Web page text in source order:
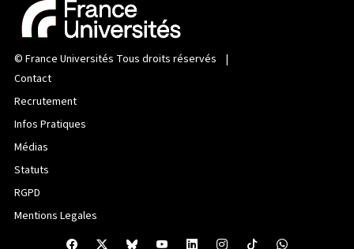
© France Universités Tous droits réservés |
Contact
Recrutement
Infos Pratiques
Médias
Statuts
RGPD
Mentions Legales